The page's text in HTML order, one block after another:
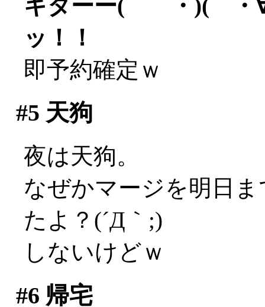
キターー( ・)( ・
ッ！！
即予約確定ｗ
#5 天狗
夜は天狗。
なぜかマージを明日
たよ？(´Д｀;)
しないけどｗ
#6 帰宅